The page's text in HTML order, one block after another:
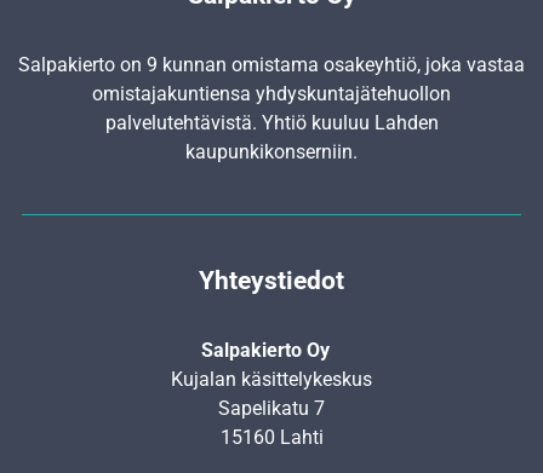
Salpakierto on 9 kunnan omistama osakeyhtiö, joka vastaa
omistajakuntiensa yhdyskunta­jätehuollon
palvelutehtävistä. Yhtiö kuuluu Lahden
kaupunkikonserniin.
Yhteystiedot
Salpakierto Oy
Kujalan käsittelykeskus
Sapelikatu 7
15160 Lahti